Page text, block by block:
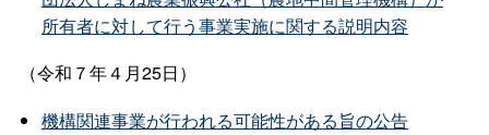
所有者に対して行う事業実施に関する説明内容
（令和７年４月25日）
機構関連事業が行われる可能性がある旨の公告